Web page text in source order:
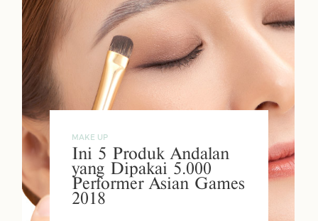
MAKE UP
Ini 5 Produk Andalan
yang Dipakai 5.000
Performer Asian Games
2018